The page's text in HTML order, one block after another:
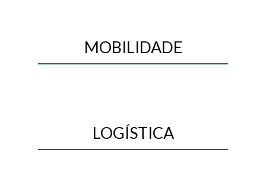
MOBILIDADE
LOGÍSTICA